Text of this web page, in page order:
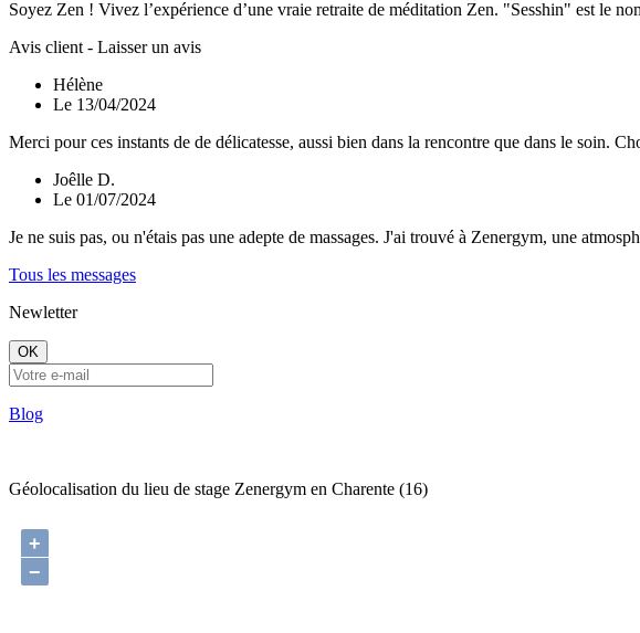
Soyez Zen ! Vivez l’expérience d’une vraie retraite de méditation Zen. "Sesshin" est le
Avis client - Laisser un avis
Hélène
Le 13/04/2024
Merci pour ces instants de de délicatesse, aussi bien dans la rencontre que dans le soin.
Joêlle D.
Le 01/07/2024
Je ne suis pas, ou n'étais pas une adepte de massages. J'ai trouvé à Zenergym, une
Tous les messages
Newletter
OK
Blog
Géolocalisation du lieu de stage Zenergym en Charente (16)
+
−